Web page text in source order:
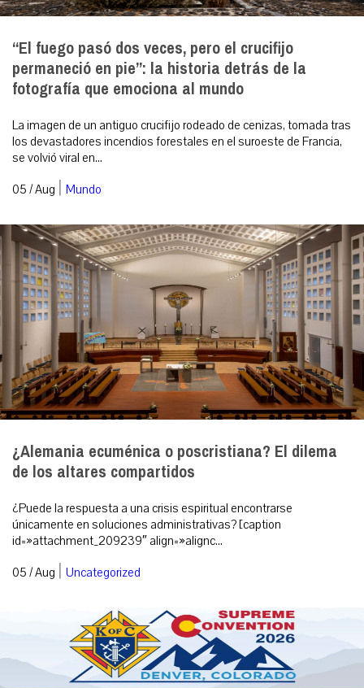
“El fuego pasó dos veces, pero el crucifijo
permaneció en pie”: la historia detrás de la
fotografía que emociona al mundo
La imagen de un antiguo crucifijo rodeado de cenizas, tomada tras
los devastadores incendios forestales en el suroeste de Francia,
se volvió viral en...
05 / Aug | Mundo
¿Alemania ecuménica o poscristiana? El dilema
de los altares compartidos
¿Puede la respuesta a una crisis espiritual encontrarse
únicamente en soluciones administrativas? [caption
id=»attachment_209239″ align=»alignc...
05 / Aug | Uncategorized